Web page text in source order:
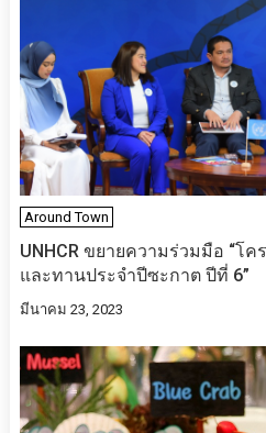
Around Town
UNHCR ขยายความร่วมมือ “โ
และทานประจำปีซะกาต ปีที่ 6”
มีนาคม 23, 2023